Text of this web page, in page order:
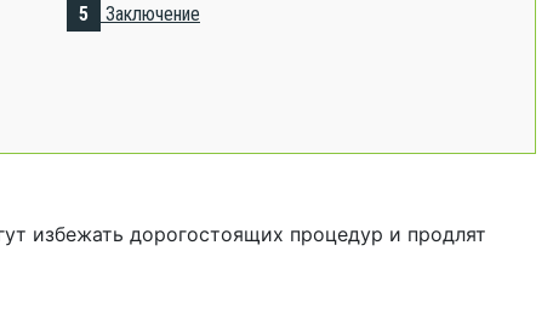
5
Заключение
избежать дорогостоящих процедур и продлят